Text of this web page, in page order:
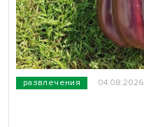
развлечения 04.08.2026